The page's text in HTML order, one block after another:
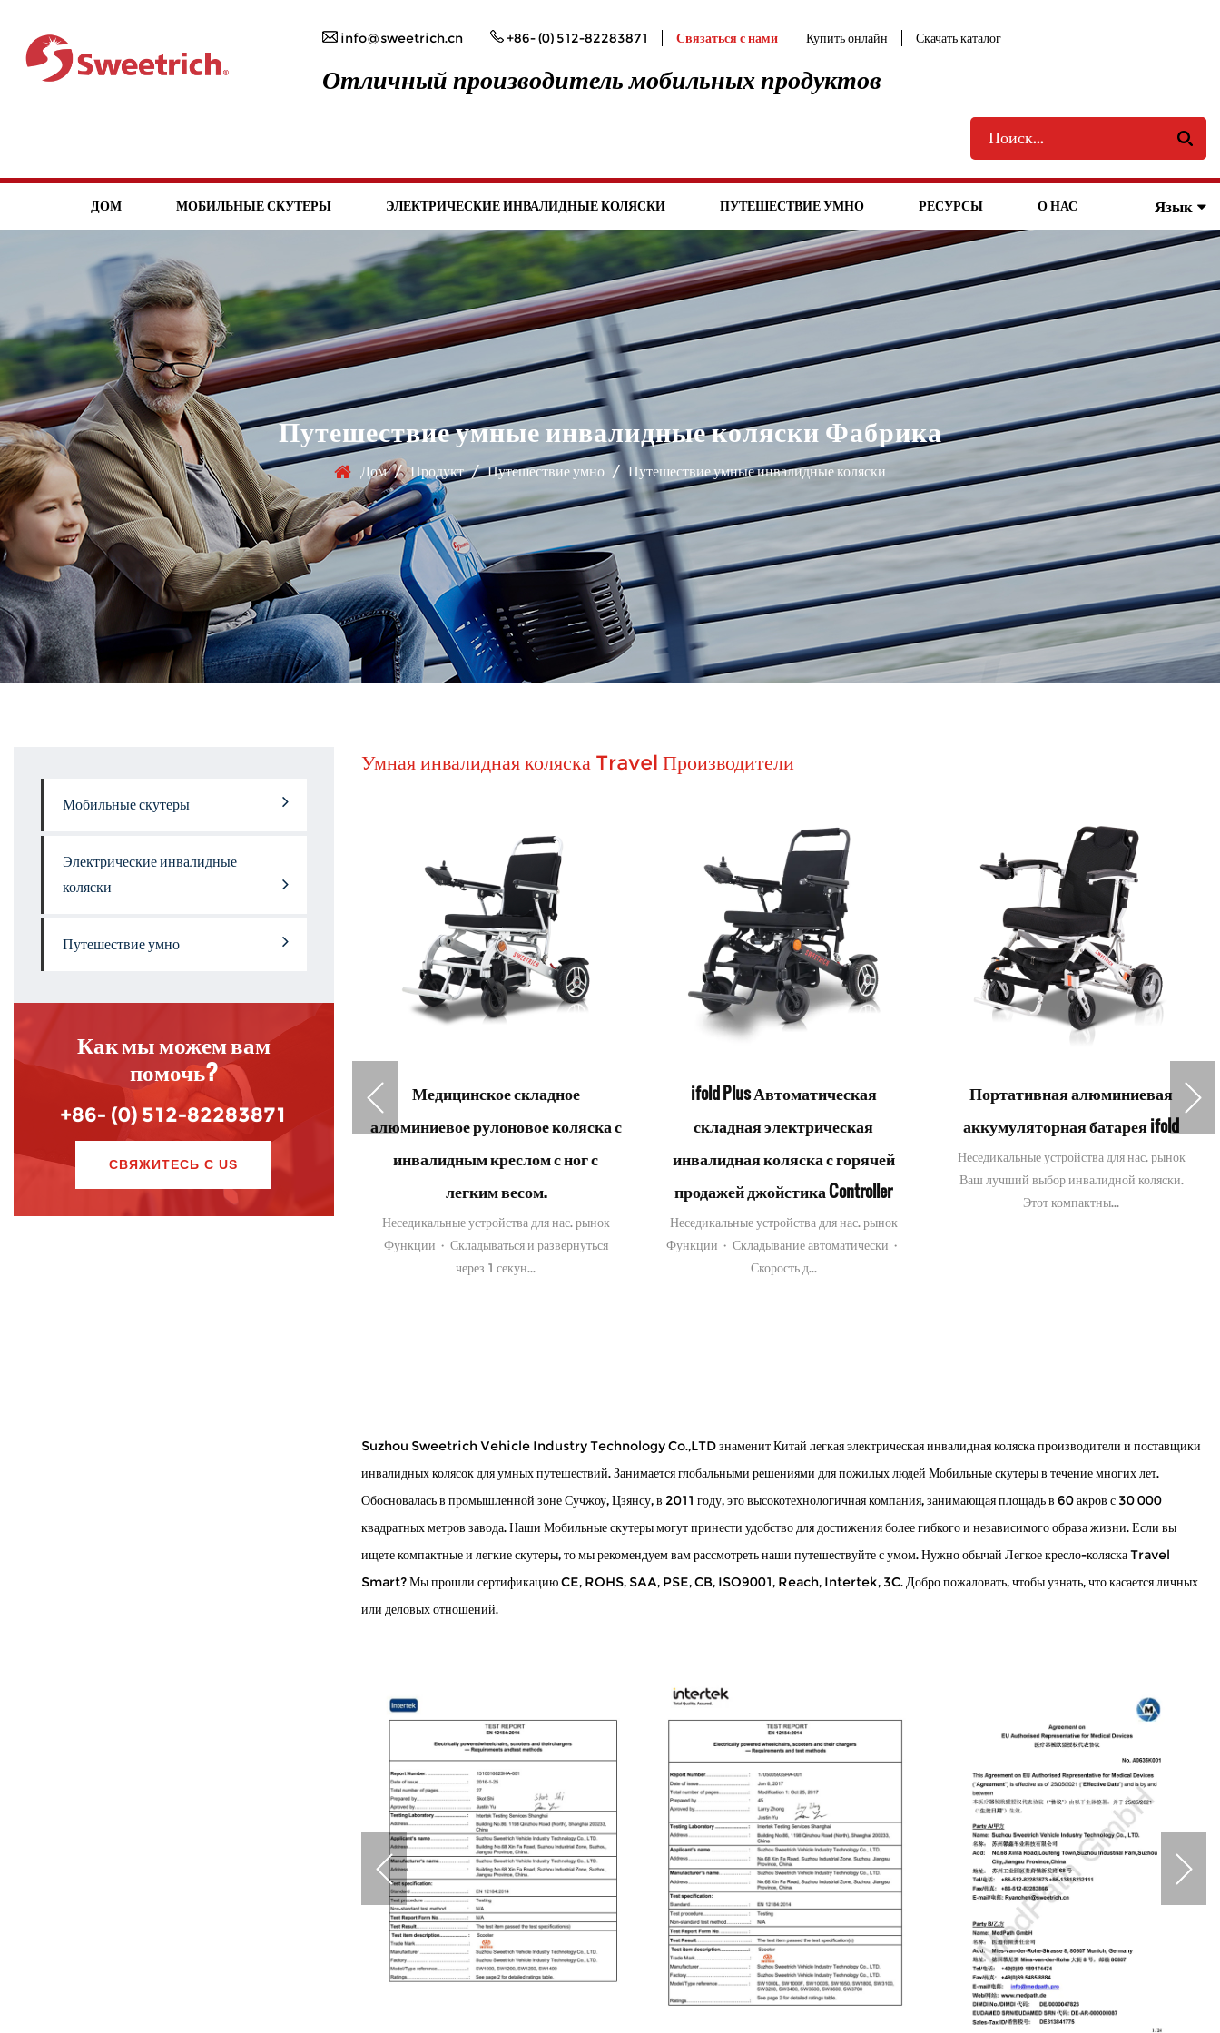
info@sweetrich.cn +86- (0) 512-82283871 Связаться с нами Купить онлайн Скачать каталог
Отличный производитель мобильных продуктов
ДОМ МОБИЛЬНЫЕ СКУТЕРЫ ЭЛЕКТРИЧЕСКИЕ ИНВАЛИДНЫЕ КОЛЯСКИ ПУТЕШЕСТВИЕ УМНО РЕСУРСЫ О НАС Язык
Путешествие умные инвалидные коляски Фабрика
Дом / Продукт / Путешествие умно / Путешествие умные инвалидные коляски
Мобильные скутеры
Электрические инвалидные
коляски
Путешествие умно
Как мы можем вам
помочь?
+86- (0) 512-82283871
СВЯЖИТЕСЬ С US
Умная инвалидная коляска Travel Производители
IFOLD Light 2021 Новое легкое
переносимое складное
гальваническое электрическое
прикрепление инвалидной
коляски
Медицинское складное
алюминиевое рулоновое коляска с
инвалидным креслом с ног с
легким весом.
Неседикальные устройства для нас. рынок
Функции · Складываться и развернуться
через 1 секун...
ifold Plus Автоматическая
складная электрическая
инвалидная коляска с горячей
продажей джойстика Controller
Неседикальные устройства для нас. рынок
Функции · Складывание автоматически ·
Скорость д...
Портативная алюминиевая
аккумуляторная батарея ifold
Неседикальные устройства для нас. рынок
Ваш лучший выбор инвалидной коляски.
Этот компактны...
Suzhou Sweetrich Vehicle Industry Technology Co.,LTD знаменитКитай легкая электрическая инвалидная коляска производители и поставщики
инвалидных колясок для умных путешествий. Занимается глобальными решениями для пожилых людей Мобильные скутеры в течение многих лет.
Обосновалась в промышленной зоне Сучжоу, Цзянсу, в 2011 году, это высокотехнологичная компания, занимающая площадь в 60 акров с 30 000
квадратных метров завода. Наши Мобильные скутеры могут принести удобство для достижения более гибкого и независимого образа жизни. Если вы
ищете компактные и легкие скутеры, то мы рекомендуем вам рассмотреть наши путешествуйте с умом. Нужнообычай Легкое кресло-коляска Travel
Smart? Мы прошли сертификацию CE, ROHS, SAA, PSE, CB, ISO9001, Reach, Intertek, 3C. Добро пожаловать, чтобы узнать, что касается личных
или деловых отношений.